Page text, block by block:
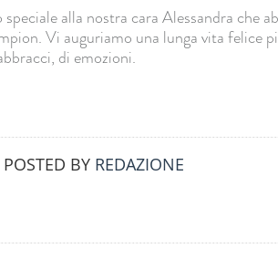
alla nostra cara Alessandra che
Vi auguriamo una lunga vita felice
di emozioni.
POSTED BY REDAZIONE